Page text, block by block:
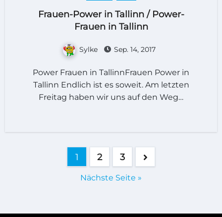
Frauen-Power in Tallinn / Power-
Frauen in Tallinn
Sylke Sep. 14, 2017
Power Frauen in TallinnFrauen Power in
Tallinn Endlich ist es soweit. Am letzten
Freitag haben wir uns auf den Weg…
Seitennummerierung
1 2 3
Nächste Seite »